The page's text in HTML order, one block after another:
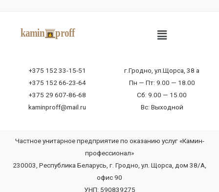
+375 152 33-15-51
+375 152 66-23-64
+375 29 607-86-68
kaminproff@mail.ru
г.Гродно, ул.Щорса, 38 а
Пн — Пт: 9.00 — 18.00
Сб: 9.00 — 15.00
Вс: Выходной
Частное унитарное предприятие по оказанию услуг «Камин-
профессионал»
230003, Республика Беларусь, г. Гродно, ул. Щорса, дом 38/А,
офис 90
УНП: 590839275